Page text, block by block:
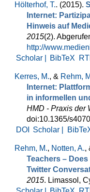
Hölterhof, T.. (2015).
Internet:
Hinweis auf
2015(2).
http://
Scholar |
BibTeX
Kerres, M., & Rehm,
Internet:
in informellen
HMD - Praxis der
doi:10.1365/
DOI
Scholar |
Rehm, M., Notten, A.,
Teachers –
Twitter
2015. Limassol,